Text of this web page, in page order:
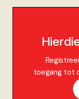
toegang tot